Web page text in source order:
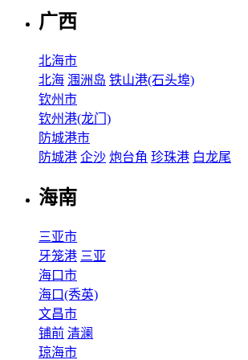
广西
北海市
北海 涠洲岛 铁山港(石头埠)
钦州市
钦州港(龙门)
防城港市
防城港 企沙 炮台角 珍珠港 白龙尾
海南
三亚市
牙笼港 三亚
海口市
海口(秀英)
文昌市
铺前 清澜
琼海市